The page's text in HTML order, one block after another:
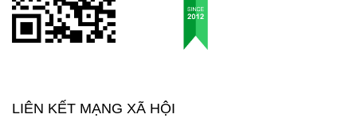
LIÊN KẾT MẠNG XÃ HỘI